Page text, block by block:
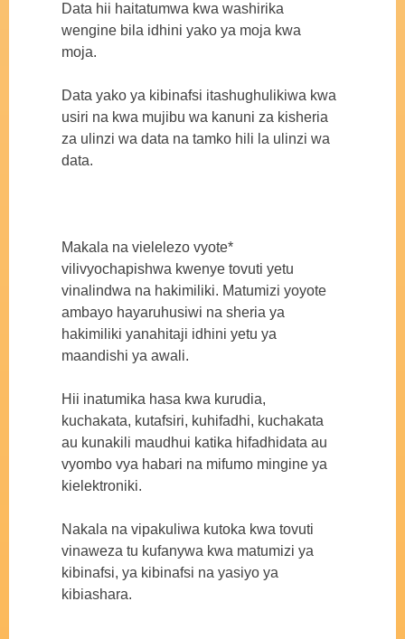
Data hii haitatumwa kwa washirika
wengine bila idhini yako ya moja kwa
moja.
Data yako ya kibinafsi itashughulikiwa kwa
usiri na kwa mujibu wa kanuni za kisheria
za ulinzi wa data na tamko hili la ulinzi wa
data.
Makala na vielelezo vyote*
vilivyochapishwa kwenye tovuti yetu
vinalindwa na hakimiliki. Matumizi yoyote
ambayo hayaruhusiwi na sheria ya
hakimiliki yanahitaji idhini yetu ya
maandishi ya awali.
Hii inatumika hasa kwa kurudia,
kuchakata, kutafsiri, kuhifadhi, kuchakata
au kunakili maudhui katika hifadhidata au
vyombo vya habari na mifumo mingine ya
kielektroniki.
Nakala na vipakuliwa kutoka kwa tovuti
vinaweza tu kufanywa kwa matumizi ya
kibinafsi, ya kibinafsi na yasiyo ya
kibiashara.